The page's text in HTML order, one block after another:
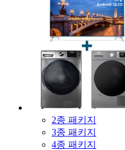
2종 패키지
3종 패키지
4종 패키지